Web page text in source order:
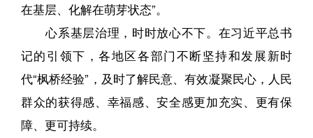
在基层、化解在萌芽状态”。
心系基层治理，时时放心不下。在习近平总书
记的引领下，各地区各部门不断坚持和发展新时
代“枫桥经验”，及时了解民意、有效凝聚民心，人民
群众的获得感、幸福感、安全感更加充实、更有保
障、更可持续。